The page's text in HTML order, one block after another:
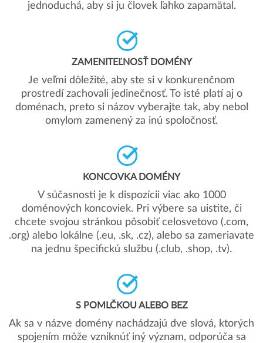
jednoduchá, aby si ju človek ľahko zapamätal.
ZAMENITEĽNOSŤ DOMÉNY
Je veľmi dôležité, aby ste si v konkurenčnom
prostredí zachovali jedinečnosť. To isté platí aj o
doménach, preto si názov vyberajte tak, aby nebol
omylom zamenený za inú spoločnosť.
KONCOVKA DOMÉNY
V súčasnosti je k dispozícii viac ako 1000
doménových koncoviek. Pri výbere sa uistite, či
chcete svojou stránkou pôsobiť celosvetovo (.com,
.org) alebo lokálne (.eu, .sk, .cz), alebo sa zameriavate
na jednu špecifickú službu (.club, .shop, .tv).
S POMLČKOU ALEBO BEZ
Ak sa v názve domény nachádzajú dve slová, ktorých
spojením môže vzniknúť iný význam, odporúča sa